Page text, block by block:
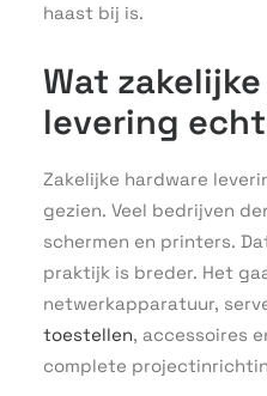
haast bij is.
Wat
levering
Zakelijke hardware
gezien. Veel bedrijven
schermen en printers.
praktijk is breder. Het
netwerkapparatuur,
toestellen, accessoires
complete